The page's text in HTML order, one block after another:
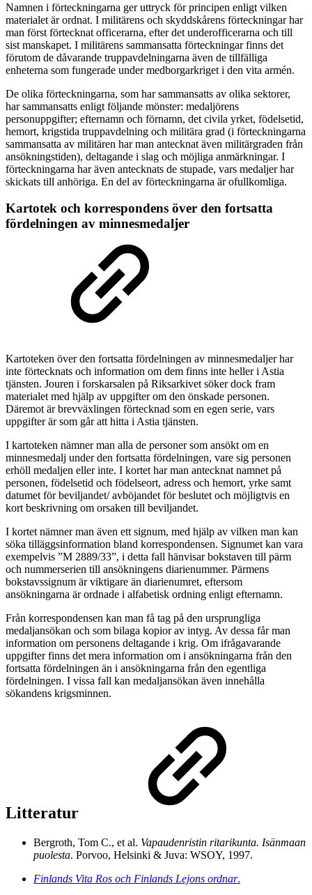
Namnen i förteckningarna ger uttryck för principen enligt vilken
materialet är ordnat. I militärens och skyddskårens förteckningar har
man först förtecknat officerarna, efter det underofficerarna och till
sist manskapet. I militärens sammansatta förteckningar finns det
förutom de dåvarande truppavdelningarna även de tillfälliga
enheterna som fungerade under medborgarkriget i den vita armén.
De olika förteckningarna, som har sammansatts av olika sektorer,
har sammansatts enligt följande mönster: medaljörens
personuppgifter; efternamn och förnamn, det civila yrket, födelsetid,
hemort, krigstida truppavdelning och militära grad (i förteckningarna
sammansatta av militären har man antecknat även militärgraden från
ansökningstiden), deltagande i slag och möjliga anmärkningar. I
förteckningarna har även antecknats de stupade, vars medaljer har
skickats till anhöriga. En del av förteckningarna är ofullkomliga.
Kartotek och korrespondens över den fortsatta
fördelningen av minnesmedaljer
Kartoteken över den fortsatta fördelningen av minnesmedaljer har
inte förtecknats och information om dem finns inte heller i Astia
tjänsten. Jouren i forskarsalen på Riksarkivet söker dock fram
materialet med hjälp av uppgifter om den önskade personen.
Däremot är brevväxlingen förtecknad som en egen serie, vars
uppgifter är som går att hitta i Astia tjänsten.
I kartoteken nämner man alla de personer som ansökt om en
minnesmedalj under den fortsatta fördelningen, vare sig personen
erhöll medaljen eller inte. I kortet har man antecknat namnet på
personen, födelsetid och födelseort, adress och hemort, yrke samt
datumet för beviljandet/ avböjandet för beslutet och möjligtvis en
kort beskrivning om orsaken till beviljandet.
I kortet nämner man även ett signum, med hjälp av vilken man kan
söka tilläggsinformation bland korrespondensen. Signumet kan vara
exempelvis ”M 2889/33”, i detta fall hänvisar bokstaven till pärm
och nummerserien till ansökningens diarienummer. Pärmens
bokstavssignum är viktigare än diarienumret, eftersom
ansökningarna är ordnade i alfabetisk ordning enligt efternamn.
Från korrespondensen kan man få tag på den ursprungliga
medaljansökan och som bilaga kopior av intyg. Av dessa får man
information om personens deltagande i krig. Om ifrågavarande
uppgifter finns det mera information om i ansökningarna från den
fortsatta fördelningen än i ansökningarna från den egentliga
fördelningen. I vissa fall kan medaljansökan även innehålla
sökandens krigsminnen.
Litteratur
Bergroth, Tom C., et al. Vapaudenristin ritarikunta. Isänmaan
puolesta. Porvoo, Helsinki & Juva: WSOY, 1997.
Finlands Vita Ros och Finlands Lejons ordnar.